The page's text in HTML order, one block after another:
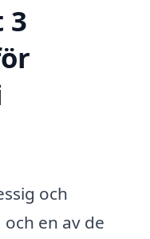
3
och
en av de